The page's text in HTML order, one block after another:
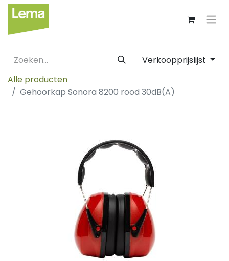
Verkoopprijslijst
Alle producten
Gehoorkap Sonora 8200 rood 30dB(A)